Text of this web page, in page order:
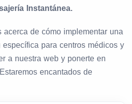
Instantánea.
acerca de cómo implementar una
para centros médicos y
a nuestra web y ponerte en
encantados de